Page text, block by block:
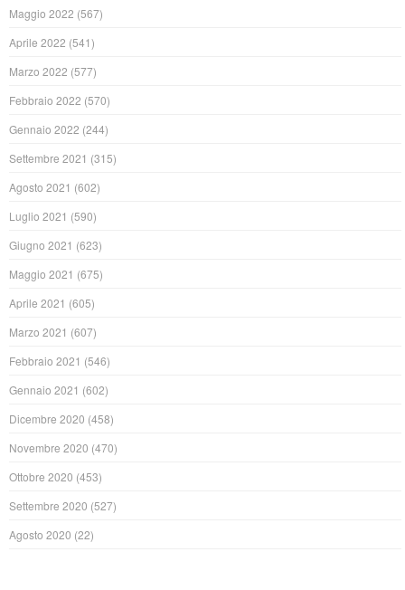
Maggio 2022 (567)
Aprile 2022 (541)
Marzo 2022 (577)
Febbraio 2022 (570)
Gennaio 2022 (244)
Settembre 2021 (315)
Agosto 2021 (602)
Luglio 2021 (590)
Giugno 2021 (623)
Maggio 2021 (675)
Aprile 2021 (605)
Marzo 2021 (607)
Febbraio 2021 (546)
Gennaio 2021 (602)
Dicembre 2020 (458)
Novembre 2020 (470)
Ottobre 2020 (453)
Settembre 2020 (527)
Agosto 2020 (22)